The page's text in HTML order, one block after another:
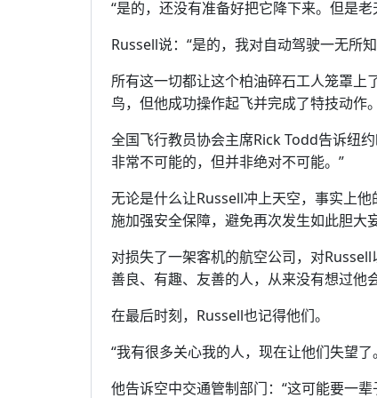
“是的，还没有准备好把它降下来。但是
Russell说：“是的，我对自动驾驶一无所
所有这一切都让这个柏油碎石工人笼罩
鸟，但他成功操作起飞并完成了特技动作。
全国飞行教员协会主席Rick Todd告诉纽
非常不可能的，但并非绝对不可能。”
无论是什么让Russell冲上天空，事实上
施加强安全保障，避免再次发生如此胆大
对损失了一架客机的航空公司，对
善良、有趣、友善的人，从来没有想过
在最后时刻，Russell也记得他们。
“我有很多关心我的人，现在让他们失望了
他告诉空中交通管制部门：“这可能要一